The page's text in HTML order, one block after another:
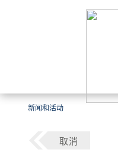
新闻和活动
取消